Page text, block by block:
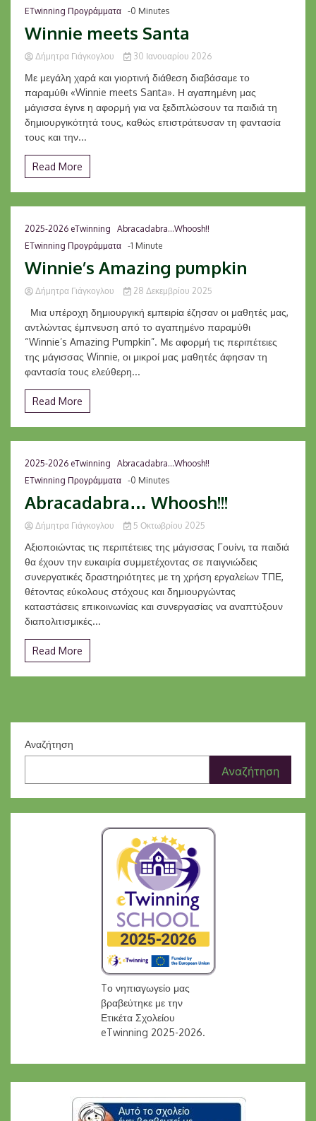
ETwinning Προγράμματα -0 Minutes
Winnie meets Santa
Δήμητρα Γιάγκογλου 30 Ιανουαρίου 2026
Με μεγάλη χαρά και γιορτινή διάθεση διαβάσαμε το
παραμύθι «Winnie meets Santa». Η αγαπημένη μας
μάγισσα έγινε η αφορμή για να ξεδιπλώσουν τα παιδιά τη
δημιουργικότητά τους, καθώς επιστράτευσαν τη φαντασία
τους και την...
Read More
2025-2026 eTwinning
Abracadabra...Whoosh!!
ETwinning Προγράμματα -1 Minute
Winnie’s Amazing pumpkin
Δήμητρα Γιάγκογλου 28 Δεκεμβρίου 2025
Μια υπέροχη δημιουργική εμπειρία έζησαν οι μαθητές μας,
αντλώντας έμπνευση από το αγαπημένο παραμύθι
“Winnie’s Amazing Pumpkin”. Με αφορμή τις περιπέτειες
της μάγισσας Winnie, οι μικροί μας μαθητές άφησαν τη
φαντασία τους ελεύθερη...
Read More
2025-2026 eTwinning
Abracadabra...Whoosh!!
ETwinning Προγράμματα -0 Minutes
Abracadabra… Whoosh!!!
Δήμητρα Γιάγκογλου 5 Οκτωβρίου 2025
Αξιοποιώντας τις περιπέτειες της μάγισσας Γουίνι, τα παιδιά
θα έχουν την ευκαιρία συμμετέχοντας σε παιγνιώδεις
συνεργατικές δραστηριότητες με τη χρήση εργαλείων ΤΠΕ,
θέτοντας εύκολους στόχους και δημιουργώντας
καταστάσεις επικοινωνίας και συνεργασίας να αναπτύξουν
διαπολιτισμικές...
Read More
Αναζήτηση
Αναζήτηση
Tο νηπιαγωγείο μας
βραβεύτηκε με την
Ετικέτα Σχολείου
eTwinning 2025-2026.